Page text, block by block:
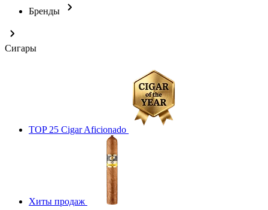
Бренды
Сигары
TOP 25 Cigar Aficionado
Хиты продаж